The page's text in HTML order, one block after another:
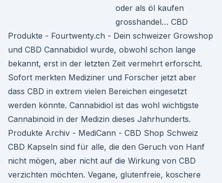
oder als öl kaufen
grosshandel… CBD
Produkte - Fourtwenty.ch - Dein schweizer Growshop
und CBD Cannabidiol wurde, obwohl schon lange
bekannt, erst in der letzten Zeit vermehrt erforscht.
Sofort merkten Mediziner und Forscher jetzt aber
dass CBD in extrem vielen Bereichen eingesetzt
werden könnte. Cannabidiol ist das wohl wichtigste
Cannabinoid in der Medizin dieses Jahrhunderts.
Produkte Archiv - MediCann - CBD Shop Schweiz
CBD Kapseln sind für alle, die den Geruch von Hanf
nicht mögen, aber nicht auf die Wirkung von CBD
verzichten möchten. Vegane, glutenfreie, koschere